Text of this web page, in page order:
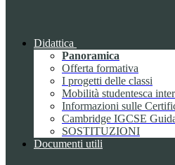
Didattica
Panoramica
Offerta formativa
I progetti delle classi
Mobilità studentesca
Informazioni sulle
Cambridge IGCSE
SOSTITUZIONI
Documenti utili